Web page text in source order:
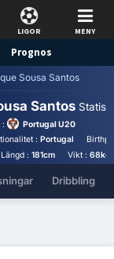
LIGOR MENY
Prognos
Sousa Santos
Santos
:
Portugal U20
:Portugal
Längd :181cm Vikt : 68kg
Dribbling